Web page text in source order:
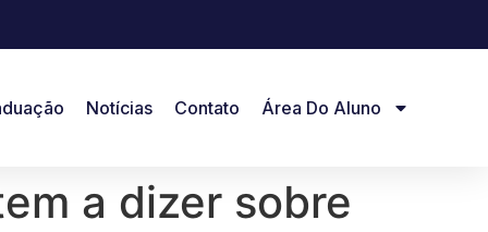
Notícias Contato Área Do Aluno
a dizer sobre